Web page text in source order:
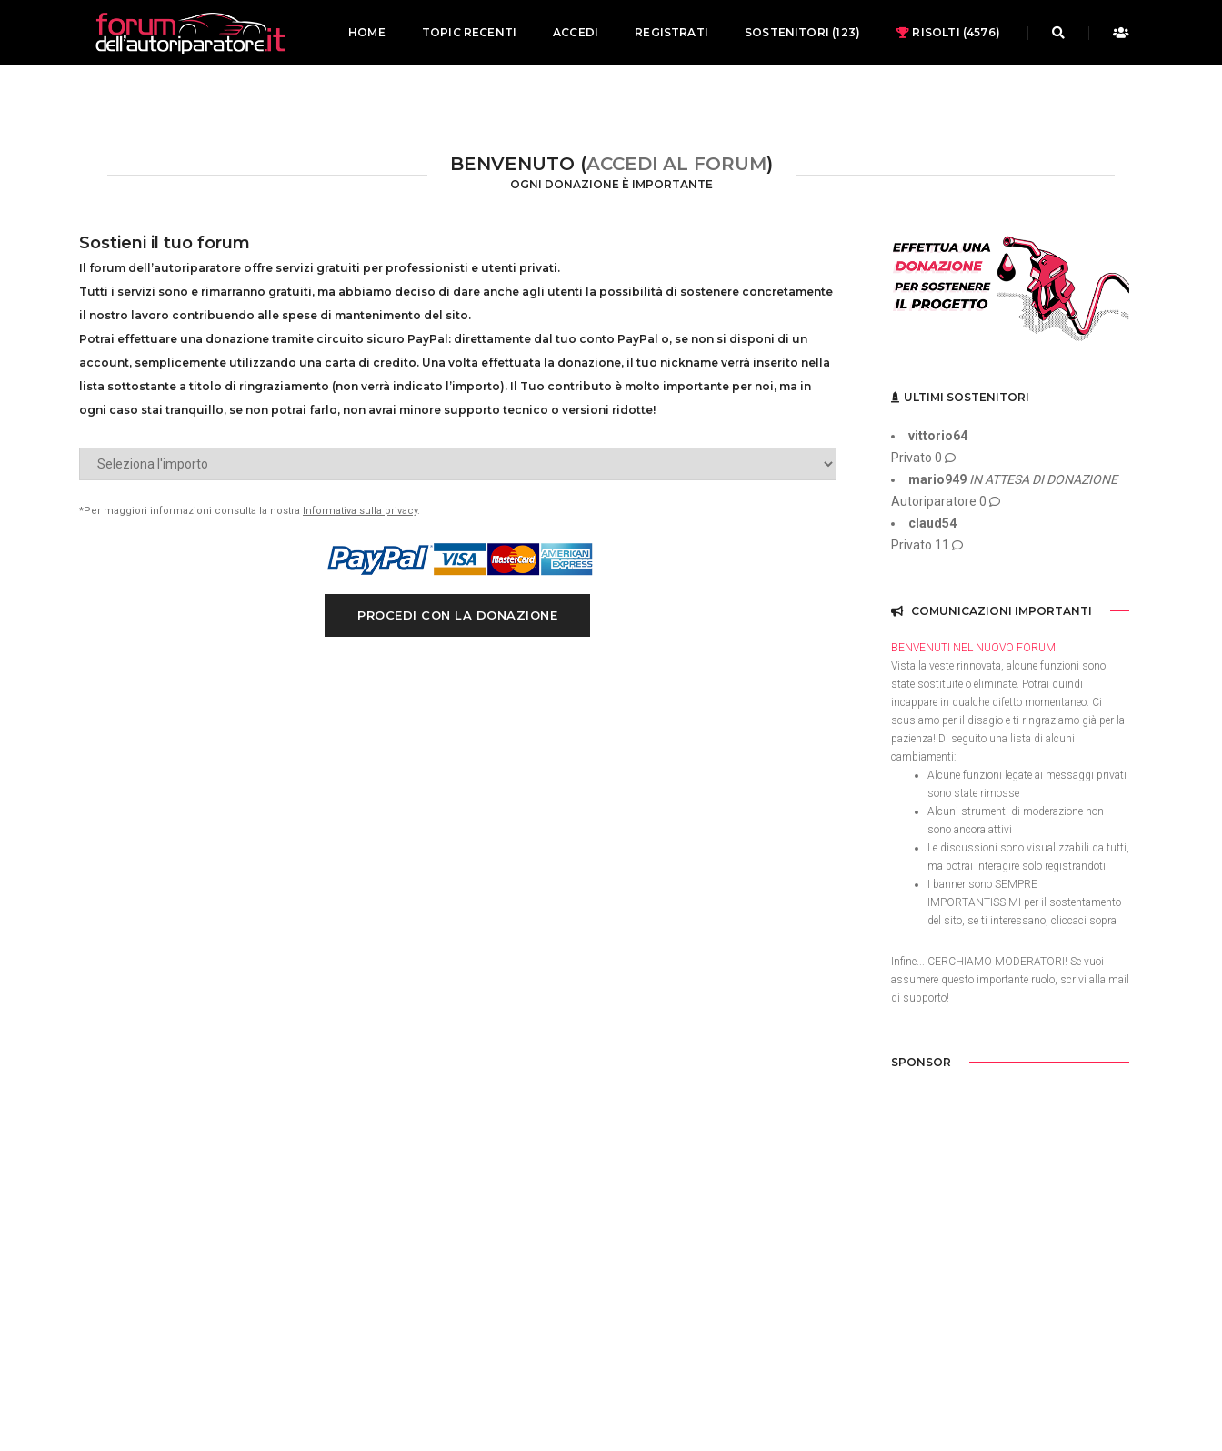
HOME TOPIC RECENTI ACCEDI REGISTRATI SOSTENITORI (123) RISOLTI (4576)
BENVENUTO (ACCEDI AL FORUM)
OGNI DONAZIONE È IMPORTANTE
Sostieni il tuo forum
Il forum dell’autoriparatore offre servizi gratuiti per professionisti e utenti privati.
Tutti i servizi sono e rimarranno gratuiti, ma abbiamo deciso di dare anche agli utenti la possibilità di sostenere concretamente
il nostro lavoro contribuendo alle spese di mantenimento del sito.
Potrai effettuare una donazione tramite circuito sicuro PayPal: direttamente dal tuo conto PayPal o, se non si disponi di un
account, semplicemente utilizzando una carta di credito. Una volta effettuata la donazione, il tuo nickname verrà inserito nella
lista sottostante a titolo di ringraziamento (non verrà indicato l’importo). Il Tuo contributo è molto importante per noi, ma in
ogni caso stai tranquillo, se non potrai farlo, non avrai minore supporto tecnico o versioni ridotte!
*Per maggiori informazioni consulta la nostra Informativa sulla privacy.
PROCEDI CON LA DONAZIONE
ULTIMI SOSTENITORI
vittorio64
Privato 0
mario949 IN ATTESA DI DONAZIONE
Autoriparatore 0
claud54
Privato 11
COMUNICAZIONI IMPORTANTI
BENVENUTI NEL NUOVO FORUM!
Vista la veste rinnovata, alcune funzioni sono
state sostituite o eliminate. Potrai quindi
incappare in qualche difetto momentaneo. Ci
scusiamo per il disagio e ti ringraziamo già per la
pazienza! Di seguito una lista di alcuni
cambiamenti:
Alcune funzioni legate ai messaggi privati
sono state rimosse
Alcuni strumenti di moderazione non
sono ancora attivi
Le discussioni sono visualizzabili da tutti,
ma potrai interagire solo registrandoti
I banner sono SEMPRE
IMPORTANTISSIMI per il sostentamento
del sito, se ti interessano, cliccaci sopra
Infine... CERCHIAMO MODERATORI! Se vuoi
assumere questo importante ruolo, scrivi alla mail
di supporto!
SPONSOR